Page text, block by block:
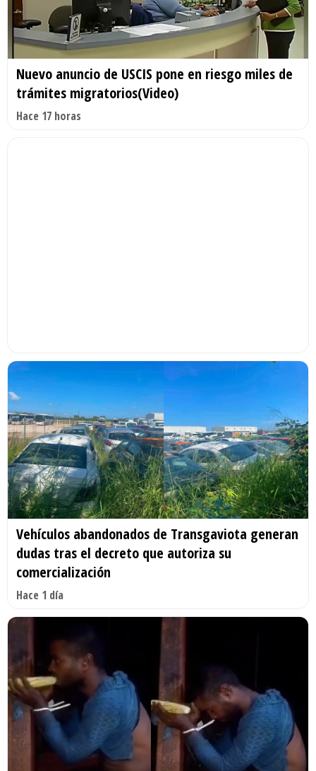
Nuevo anuncio de USCIS pone en riesgo miles de
trámites migratorios(Video)
Hace 17 horas
Vehículos abandonados de Transgaviota generan
dudas tras el decreto que autoriza su
comercialización
Hace 1 día